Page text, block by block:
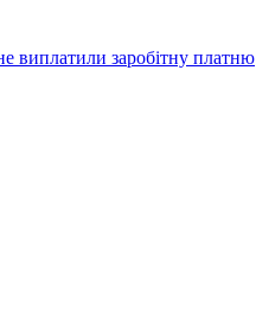
виплатили заробітну платню